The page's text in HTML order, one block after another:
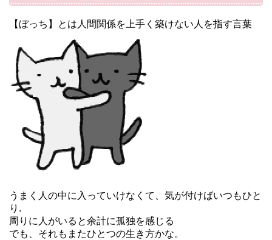
【ぼっち】とは人間関係を上手く築けない人を指す言葉
うまく人の中に入っていけなくて、気が付けばいつもひと
り.
周りに人がいると余計に孤独を感じる
でも、それもまたひとつの生き方かな。